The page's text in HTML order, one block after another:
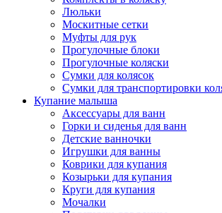
Люльки
Москитные сетки
Муфты для рук
Прогулочные блоки
Прогулочные коляски
Сумки для колясок
Сумки для транспортировки
Купание малыша
Аксессуары для ванн
Горки и сиденья для ванн
Детские ванночки
Игрушки для ванны
Коврики для купания
Козырьки для купания
Круги для купания
Мочалки